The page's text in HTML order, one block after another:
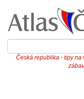
Česká republika - tipy na